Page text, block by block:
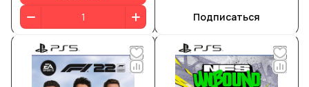
Подписаться